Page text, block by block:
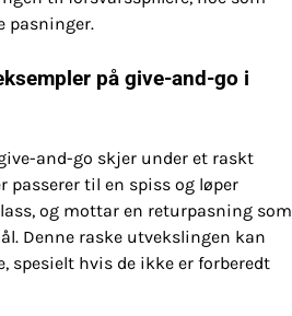
pasninger.
på give-and-go i
and-go skjer under et raskt
passerer til en spiss og løper
og mottar en returpasning som
Denne raske utvekslingen kan
spesielt hvis de ikke er forberedt